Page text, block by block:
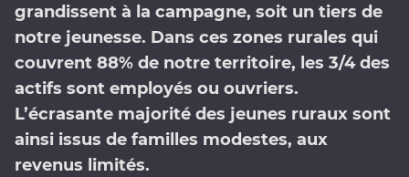
grandissent à la campagne, soit un tiers de
notre jeunesse. Dans ces zones rurales qui
couvrent 88% de notre territoire, les 3/4 des
actifs sont employés ou ouvriers.
L’écrasante majorité des jeunes ruraux sont
ainsi issus de familles modestes, aux
revenus limités.